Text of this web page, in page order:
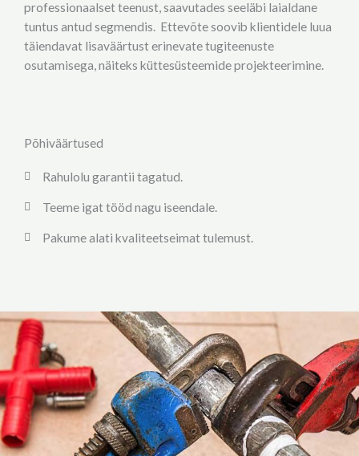
professionaalset teenust, saavutades seeläbi laialdane
tuntus antud segmendis. Ettevõte soovib klientidele luua
täiendavat lisaväärtust erinevate tugiteenuste
osutamisega, näiteks küttesüsteemide projekteerimine.
Põhiväärtused
Rahulolu garantii tagatud.
Teeme igat tööd nagu iseendale.
Pakume alati kvaliteetseimat tulemust.